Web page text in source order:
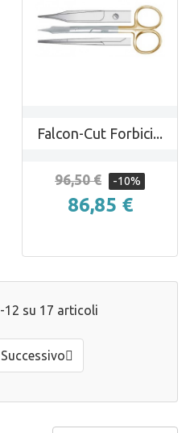
Falcon-Cut Forbici...
96,50 € -10%
86,85 €
su 17 articoli
Successivo